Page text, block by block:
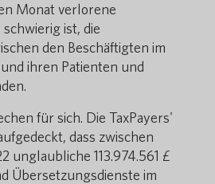
Monat verlorene
ist, die
den Beschäftigten im
ihren Patienten und
für sich. Die TaxPayers'
dass zwischen
unglaubliche 113.974.561 £
Übersetzungsdienste im